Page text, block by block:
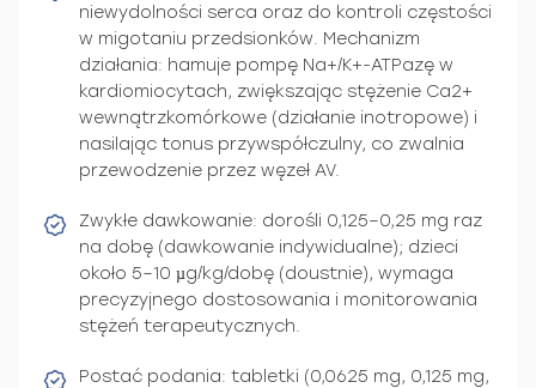
niewydolności serca oraz do kontroli częstości
w migotaniu przedsionków. Mechanizm
działania: hamuje pompę Na+/K+-ATPazę w
kardiomiocytach, zwiększając stężenie Ca2+
wewnątrzkomórkowe (działanie inotropowe) i
nasilając tonus przywspółczulny, co zwalnia
przewodzenie przez węzeł AV.
Zwykłe dawkowanie: dorośli 0,125–0,25 mg raz
na dobę (dawkowanie indywidualne); dzieci
około 5–10 µg/kg/dobę (doustnie), wymaga
precyzyjnego dostosowania i monitorowania
stężeń terapeutycznych.
Postać podania: tabletki (0,0625 mg, 0,125 mg,